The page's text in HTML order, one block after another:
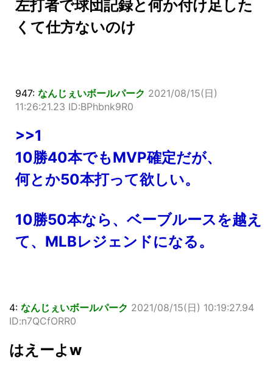
左打者で球団記録と何か付け足した
くて仕方ないのけ
947: なんじぇいボールパーク 2021/08/15(日)
11:26:21.23 ID:BPhbnk9R0
>>1
10勝40本でもMVP確定だが、
何とか50本打って欲しい。
10勝50本なら、ベーブルースを越え
て、MLBレジェンドになる。
4: なんじぇいボールパーク 2021/08/15(日) 10:19:27.94
ID:n7QCfORR0
はえーよw